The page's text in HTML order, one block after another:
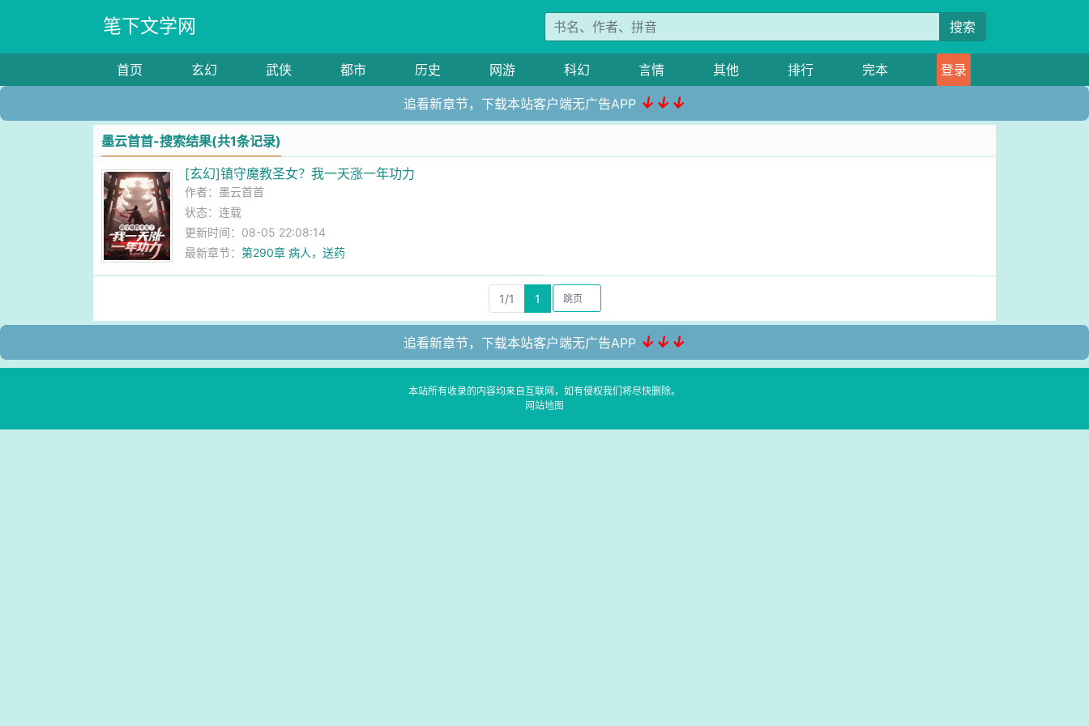
笔下文学网 搜索
首页 玄幻 武侠 都市 历史 网游 科幻 言情 其他 排行 完本 登录
追看新章节，下载本站客户端无广告APP ↓↓↓
墨云首首-搜索结果(共1条记录)
[玄幻]镇守魔教圣女？我一天涨一年功力
作者： 墨云首首
状态：连载
更新时间：08-05 22:08:14
最新章节：第290章 病人，送药
1/1 1
追看新章节，下载本站客户端无广告APP ↓↓↓
本站所有收录的内容均来自互联网，如有侵权我们将尽快删除。
网站地图